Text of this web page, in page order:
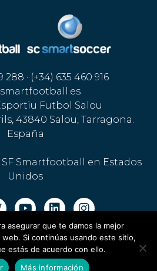
288 · (+34) 635 460 916
Futbol Salou
43840 Salou, Tarragona.
España
SF Smartfootball en Estados
Unidos
cookies·Política de privacidad
asegurar que te damos la mejor
Si continúas usando este sitio,
estás de acuerdo con ello.
Más información